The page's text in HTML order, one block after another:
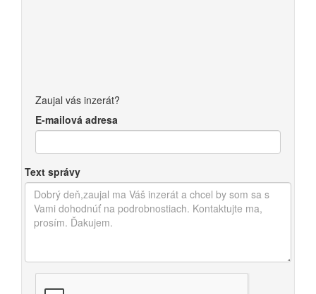
Zaujal vás inzerát?
E-mailová adresa
Text správy